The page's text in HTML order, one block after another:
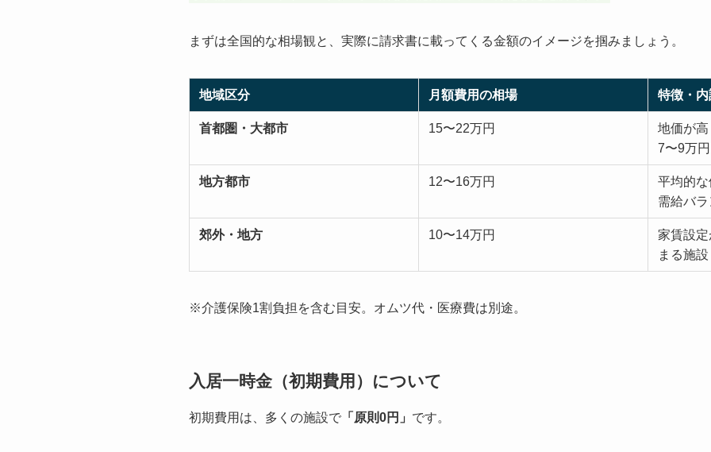
まずは全国的な相場観と、実際に請求書に載ってくる金額のイメージを掴みましょう。
地域区分 月額費用の相場 特徴・
首都圏・大都市 15〜22万円
地価が
7〜9万
地方都市 12〜16万円
平均的
需給バ
郊外・地方 10〜14万円
家賃設
まる施
※介護保険1割負担を含む目安。オムツ代・医療費は別途。
入居一時金（初期費用）について
初期費用は、多くの施設で 「原則0円」 です。